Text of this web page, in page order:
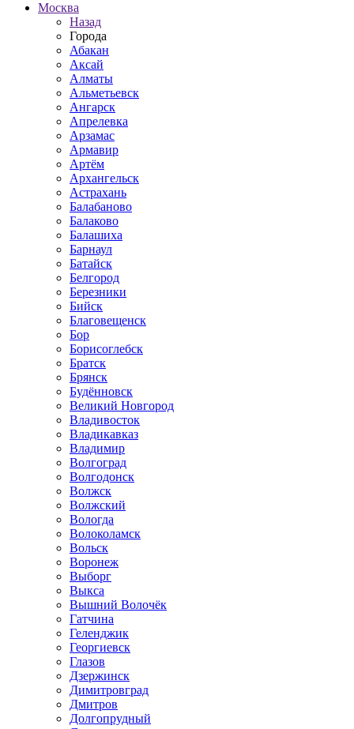
Москва
Назад
Города
Абакан
Аксай
Алматы
Альметьевск
Ангарск
Апрелевка
Арзамас
Армавир
Артём
Архангельск
Астрахань
Балабаново
Балаково
Балашиха
Барнаул
Батайск
Белгород
Березники
Бийск
Благовещенск
Бор
Борисоглебск
Братск
Брянск
Будённовск
Великий Новгород
Владивосток
Владикавказ
Владимир
Волгоград
Волгодонск
Волжск
Волжский
Вологда
Волоколамск
Вольск
Воронеж
Выборг
Выкса
Вышний Волочёк
Гатчина
Геленджик
Георгиевск
Глазов
Дзержинск
Димитровград
Дмитров
Долгопрудный